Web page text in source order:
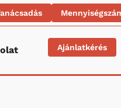
Ajánlatkérés